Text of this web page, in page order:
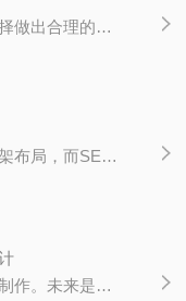
省用户的搜索时间。那
在网站建设之初，我们需要对域名选择做出合理的选择。域名选择不会影响SEO优化吗？这不是..的。重要的是要知道用户搜索网站页面并不是完全通过关键词进入的。一个值得记忆的..域名用户会直接输出，节省用户的搜索时间。那我们在网站建设之初如何选择域名呢？让我们先知道！一、域名的品牌效应域名是网站的网址，所以在选择域名的时候，与
网站建设的首要条件是优化首页的框架布局，而SEO优化的结果大多是首页参与排名，所以首页的框架布局可以有效引导用户深入网站进行指导，那么对于首页的框架布局应该注意哪些点呢？给你的一个想法！优化的目的是通过页面的设计有效提升网站的用户体验和粘性，高质量的页面具有时效性和权威性。所以，对于首页的框架布局，有必要做以下的思维布
网站正在建设的是结构优化以及页面制作。未来是如何通过页面的布局来改善网站的设计。页面需要实现的是内容的召唤。网站需要定义自己的网站设计和结构设计。构造如此简单，但思维的操作却很难做到。优化的目的是使用可以改善体验的设计。一.网站的内容和实施：1.根据网站目的确定网站结构导航。一般企业网站应包括：公司简介、企业动态、产品